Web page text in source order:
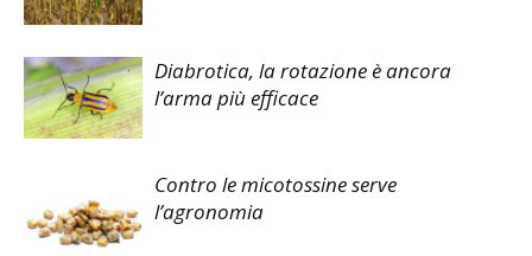
Diabrotica, la rotazione è ancora
l’arma più efficace
Contro le micotossine serve
l’agronomia